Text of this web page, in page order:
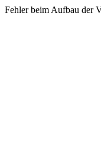
Fehler beim Aufbau der